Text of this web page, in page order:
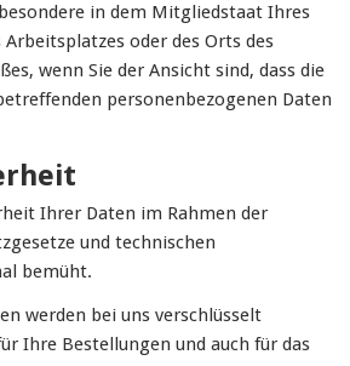
in dem Mitgliedstaat Ihres
oder des Orts des
wenn Sie der Ansicht sind, dass die
personenbezogenen Daten
Ihrer Daten im Rahmen der
und technischen
bemüht.
werden bei uns verschlüsselt
Ihre Bestellungen und auch für das